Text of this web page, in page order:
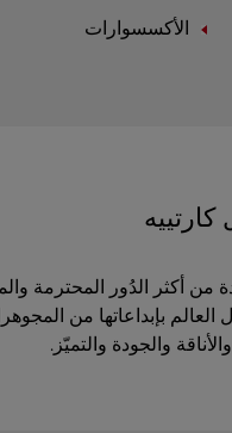
الأكسسوارات
كارتييه كواحدة من أكثر الدُور
بإبداعاتها من
والجودة والتميّز.